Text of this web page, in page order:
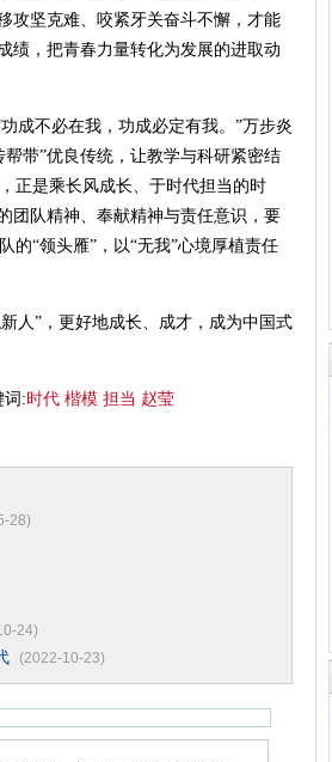
攻坚克难、咬紧牙关奋斗不懈，才能
绩，把青春力量转化为发展的进取动
成不必在我，功成必定有我。”万步炎
带”优良传统，让教学与科研紧密结
正是乘长风成长、于时代担当的时
团队精神、奉献精神与责任意识，要
的“领头雁”，以“无我”心境厚植责任
人”，更好地成长、成才，成为中国式
词:时代 楷模 担当 赵莹
28)
24)
(2022-10-23)